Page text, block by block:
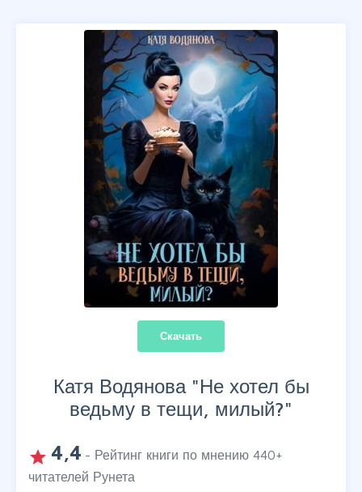
Скачать
Катя Водянова "Не хотел бы
ведьму в тещи, милый?"
grade 4,4 - Рейтинг книги по мнению 440+
читателей Рунета